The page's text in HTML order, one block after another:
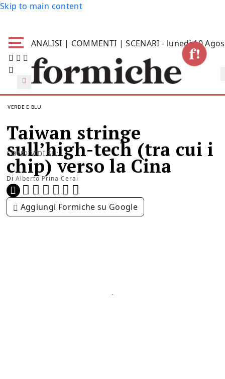
Skip to main content
ANALISI | COMMENTI | SCENARI - lunedì 10
VERDE E BLU
Taiwan stringe
sull’high-tech (tra cui i
chip) verso la Cina
Di Alberto Prina Cerai
CONDIVIDI SU:
Aggiungi Formiche su Google